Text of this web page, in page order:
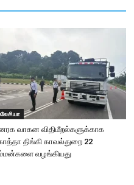
வாகன விதிமீறல்களுக்காக
திங்கி காவல்துறை 22
வழங்கியது